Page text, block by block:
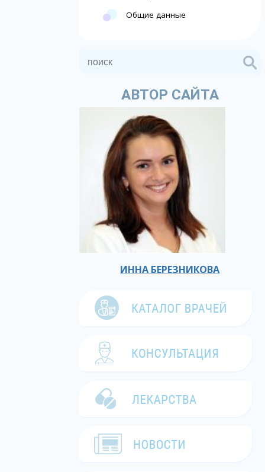
Общие данные
АВТОР САЙТА
ИННА БЕРЕЗНИКОВА